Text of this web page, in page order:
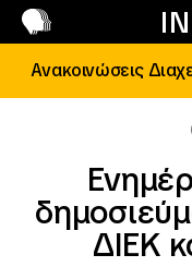
Ανακοινώσεις
ΔΙΕΚ